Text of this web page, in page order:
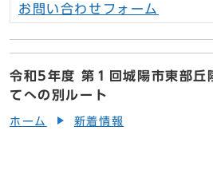
お問い合わせフォーム
令和5年度 第１回城陽市東部丘
てへの別ルート
ホーム 新着情報